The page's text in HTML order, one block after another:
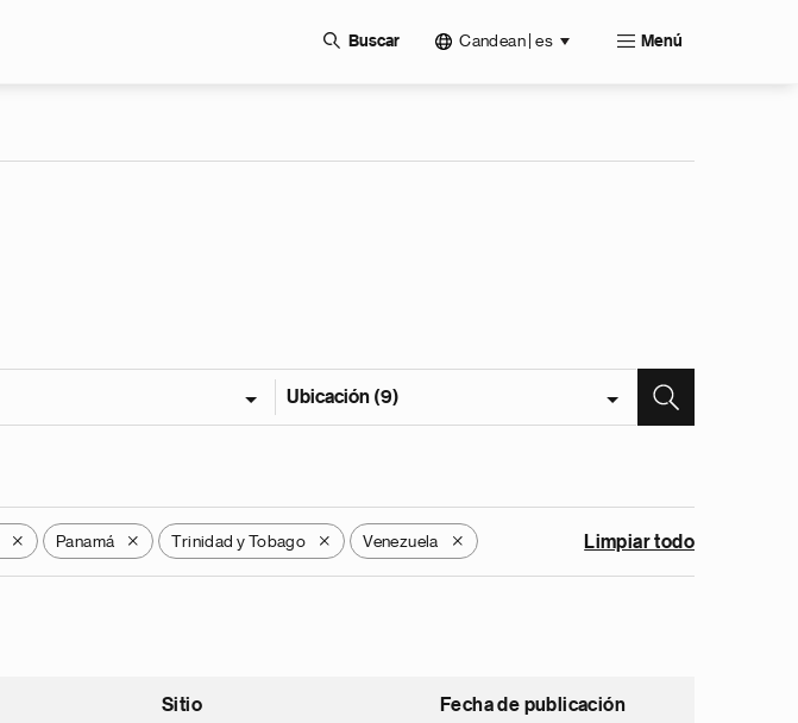
Buscar Candean | es Menú
Ubicación (9)
X Panamá X Trinidad y Tobago X Venezuela X Limpiar todo
Sitio Fecha de publicación